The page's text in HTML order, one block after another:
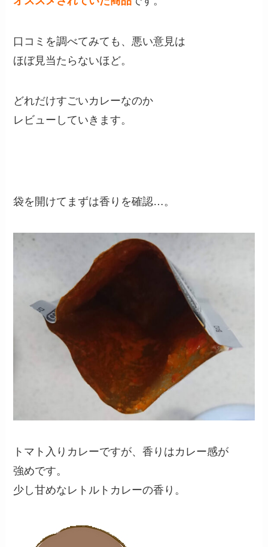
口コミを調べてみても、悪い意見は
ほぼ見当たらないほど。
どれだけすごいカレーなのか
レビューしていきます。
袋を開けてまずは香りを確認…。
トマト入りカレーですが、香りはカレー感が
強めです。
少し甘めなレトルトカレーの香り。